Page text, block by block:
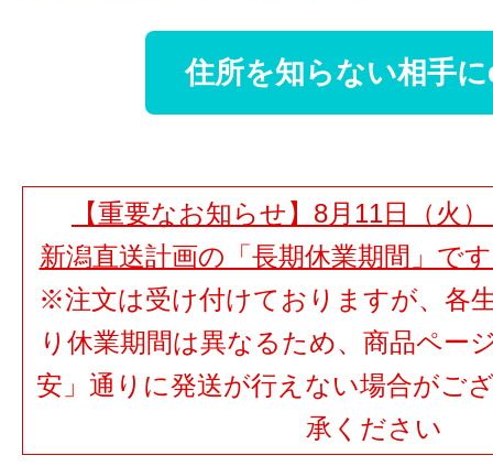
住所を知らない相手
【重要なお知らせ】8月11日（火
新潟直送計画の「長期休業期間」で
※注文は受け付けておりますが、各
り休業期間は異なるため、商品ペー
安」通りに発送が行えない場合がご
承ください